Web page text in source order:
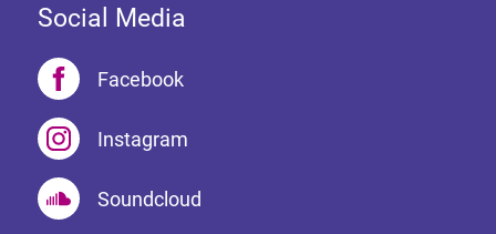
Social Media
Facebook
Instagram
Soundcloud